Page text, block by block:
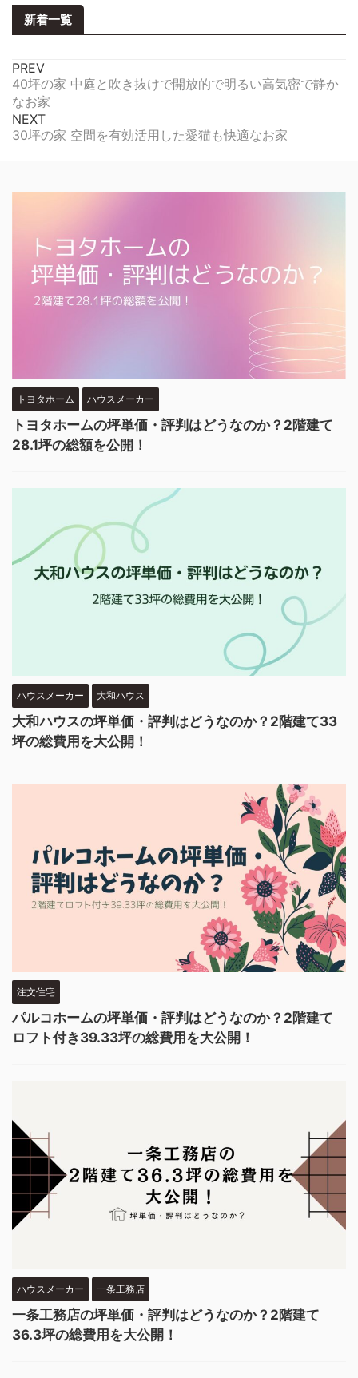
新着一覧
PREV
40坪の家 中庭と吹き抜けで開放的で明るい高気密で静か
なお家
NEXT
30坪の家 空間を有効活用した愛猫も快適なお家
トヨタホーム ハウスメーカー
トヨタホームの坪単価・評判はどうなのか？2階建て
28.1坪の総額を公開！
ハウスメーカー 大和ハウス
大和ハウスの坪単価・評判はどうなのか？2階建て33
坪の総費用を大公開！
注文住宅
パルコホームの坪単価・評判はどうなのか？2階建て
ロフト付き39.33坪の総費用を大公開！
ハウスメーカー 一条工務店
一条工務店の坪単価・評判はどうなのか？2階建て
36.3坪の総費用を大公開！